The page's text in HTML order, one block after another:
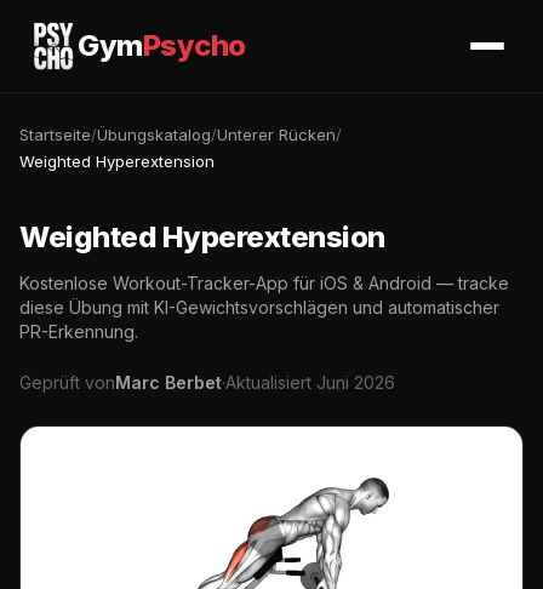
GymPsycho
Startseite/Übungskatalog/Unterer Rücken/
Weighted Hyperextension
Weighted Hyperextension
Kostenlose Workout-Tracker-App für iOS & Android — tracke
diese Übung mit KI-Gewichtsvorschlägen und automatischer
PR-Erkennung.
Geprüft vonMarc Berbet·Aktualisiert Juni 2026